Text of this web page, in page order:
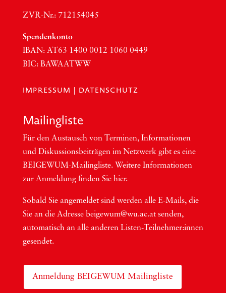
ZVR-Nr.: 712154045
Spen­den­kon­to
IBAN: AT63 1400 0012 1060 0449
BIC: BAWAATWW
IMPRESSUM | DATENSCHUTZ
Mai­ling­lis­te
Für den Aus­tausch von Ter­mi­nen, Infor­ma­tio­nen
und Dis­kus­si­ons­bei­trä­gen im Netzwerk gibt es eine
BEI­GEWUM-Mai­ling­lis­te. Wei­te­re Infor­ma­tio­nen
zur Anmel­dung fin­den Sie hier.
Sobald Sie ange­mel­det sind wer­den alle E-Mails, die
Sie an die Adres­se beigewum@wu.ac.at sen­den,
auto­ma­tisch an alle ande­ren Lis­ten-Teil­neh­me­r:in­nen
gesendet.
Anmeldung BEIGEWUM Mailingliste